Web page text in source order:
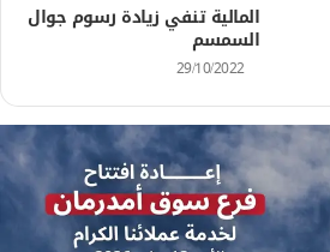
المالية تنفي زيادة رسوم جوال
السمسم
29/10/2022